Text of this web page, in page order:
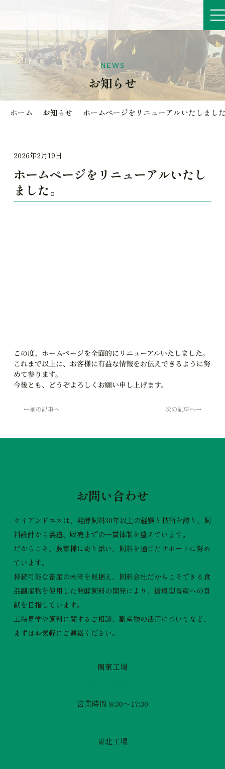
NEWS
お知らせ
ホーム お知らせ ホームページをリニューアルいたしまし
2026年2月19日
ホームページをリニューアルいたし
ました。
この度、ホームページを全面的にリニューアルいたしました。
これまで以上に、お客様に有益な情報をお伝えできるように努
めて参ります。
今後とも、どうぞよろしくお願い申し上げます。
←前の記事へ 次の記事へ→
関東工場
営業時間 8:30～17:30
東北工場
お問い合わせ
ケイアンドエスは、発酵飼料30年以上の経験と技術を誇り、飼
料設計から製造、販売までの一貫体制を整えています。
だからこそ、農家様に寄り添い、飼料を通じたサポートに努め
ています。
持続可能な畜産の未来を見据え、飼料会社だからこそできる食
品副産物を使用した発酵飼料の開発により、循環型畜産への貢
献を目指しています。
工場見学や飼料に関するご相談、副産物の活用についてなど、
まずはお気軽にご連絡ください。